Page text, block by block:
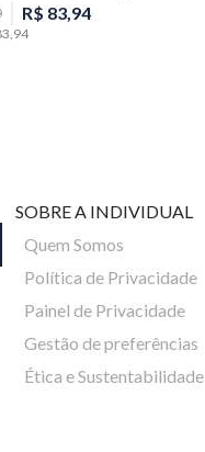
R$ 83,94
94
SOBRE A INDIVIDUAL
Quem Somos
Política de Privacidade
Painel de Privacidade
Gestão de preferências
Ética e Sustentabilidade